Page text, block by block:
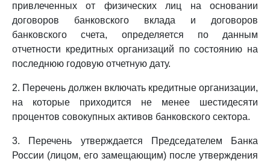
привлеченных от физических лиц на основании
договоров банковского вклада и договоров
банковского счета, определяется по данным
отчетности кредитных организаций по состоянию на
последнюю годовую отчетную дату.
2. Перечень должен включать кредитные организации,
на которые приходится не менее шестидесяти
процентов совокупных активов банковского сектора.
3. Перечень утверждается Председателем Банка
России (лицом, его замещающим) после утверждения